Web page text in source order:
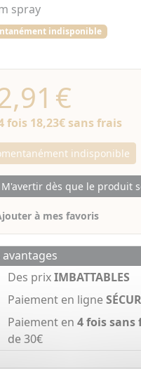
spray
indisponible
€
fois 18,23€sans frais
indisponible
M'avertir dès que le produit
à mes favoris
avantages
Des prixIMBATTABLES
Paiement en ligne
Paiement en 4 fois sans
de 30€